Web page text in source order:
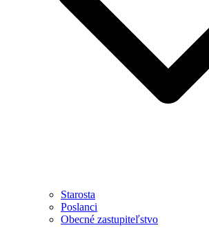
Starosta
Poslanci
Obecné zastupiteľstvo